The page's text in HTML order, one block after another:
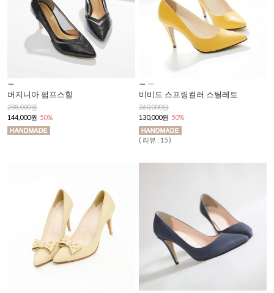
버지니아 펌프스힐
288,000원
144,000원 50%
비비드 스프링컬러 스틸레토
260,000원
130,000원 50%
( 리뷰 : 15 )